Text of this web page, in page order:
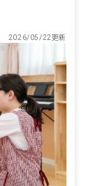
2026/05/22更新